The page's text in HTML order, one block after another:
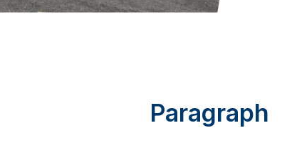
Paragraph